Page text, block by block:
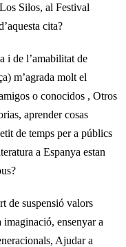
Silos, al Festival
cita?
i de l’amabilitat de
m’agrada molt el
o conocidos , Otros
aprender cosas
de temps per a públics
a Espanya estan
de suspensió valors
ensenyar a
Ajudar a